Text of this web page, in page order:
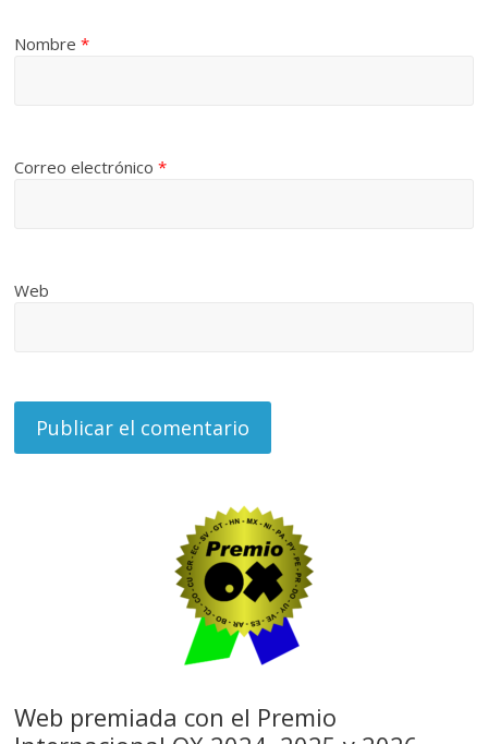
Nombre*
Correo electrónico*
Web
Web premiada con el Premio